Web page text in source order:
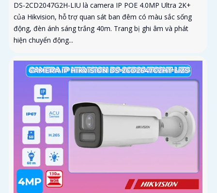
DS-2CD2047G2H-LIU là camera IP POE 4.0MP Ultra 2K+
của Hikvision, hỗ trợ quan sát ban đêm có màu sắc sống
động, đèn ánh sáng trắng 40m. Trang bị ghi âm và phát
hiện chuyển động...